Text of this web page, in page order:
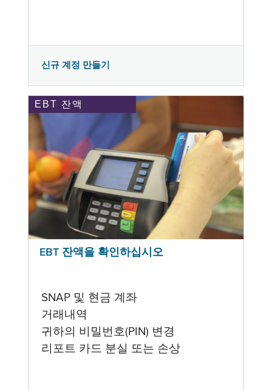
신규 계정 만들기
EBT 잔액
EBT 잔액을 확인하십시오
SNAP 및 현금 계좌
거래내역
귀하의 비밀번호(PIN) 변경
리포트 카드 분실 또는 손상